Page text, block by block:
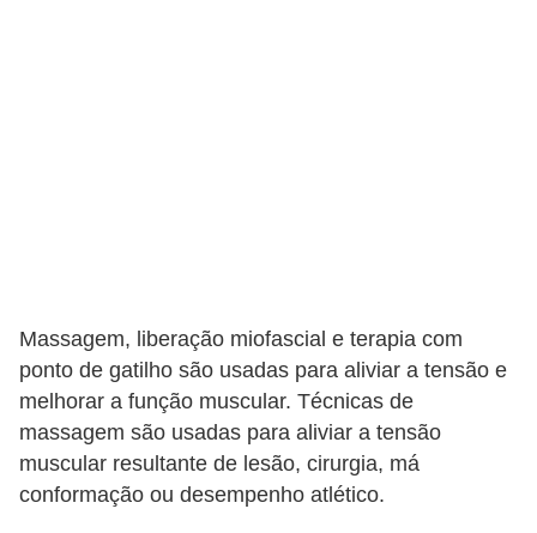
Massagem, liberação miofascial e terapia com
ponto de gatilho são usadas para aliviar a tensão e
melhorar a função muscular. Técnicas de
massagem são usadas para aliviar a tensão
muscular resultante de lesão, cirurgia, má
conformação ou desempenho atlético.
P
e
i